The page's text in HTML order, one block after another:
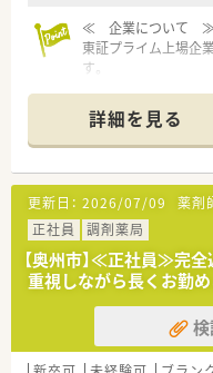
≪ 企業について ≫
東証プライム上場企
す。
も40店舗以上ございま
「全ては健康を願う
に信頼されるかかり
≪ ここがポイン
☆教育・研修制度
フォローアップ研修
などスキルに合わせ
また、e-learningを導
ています。
その他、学会発表に
ら奨励し、調剤過誤
☆福利厚生面
産前・産後・育児休
詳細を見る
更新日： 2026/07/09 薬剤
正社員
調剤薬局
【奥州市】≪正社員≫完
重視しながら長くお勤